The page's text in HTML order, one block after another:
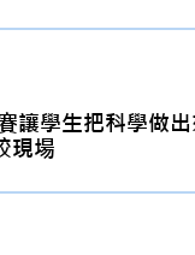
學生把科學做
現場